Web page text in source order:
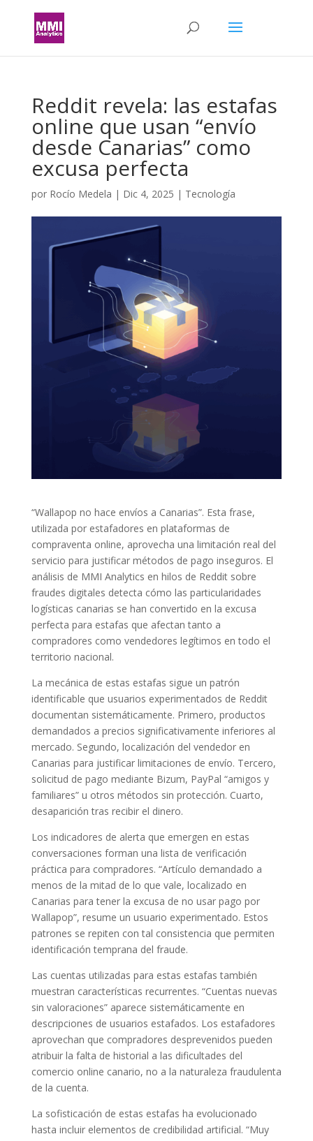
Reddit revela: las estafas
online que usan “envío
desde Canarias” como
excusa perfecta
por Rocío Medela | Dic 4, 2025 | Tecnología
“Wallapop no hace envíos a Canarias”. Esta frase,
utilizada por estafadores en plataformas de
compraventa online, aprovecha una limitación real del
servicio para justificar métodos de pago inseguros. El
análisis de MMI Analytics en hilos de Reddit sobre
fraudes digitales detecta cómo las particularidades
logísticas canarias se han convertido en la excusa
perfecta para estafas que afectan tanto a
compradores como vendedores legítimos en todo el
territorio nacional.
La mecánica de estas estafas sigue un patrón
identificable que usuarios experimentados de Reddit
documentan sistemáticamente. Primero, productos
demandados a precios significativamente inferiores al
mercado. Segundo, localización del vendedor en
Canarias para justificar limitaciones de envío. Tercero,
solicitud de pago mediante Bizum, PayPal “amigos y
familiares” u otros métodos sin protección. Cuarto,
desaparición tras recibir el dinero.
Los indicadores de alerta que emergen en estas
conversaciones forman una lista de verificación
práctica para compradores. “Artículo demandado a
menos de la mitad de lo que vale, localizado en
Canarias para tener la excusa de no usar pago por
Wallapop”, resume un usuario experimentado. Estos
patrones se repiten con tal consistencia que permiten
identificación temprana del fraude.
Las cuentas utilizadas para estas estafas también
muestran características recurrentes. “Cuentas nuevas
sin valoraciones” aparece sistemáticamente en
descripciones de usuarios estafados. Los estafadores
aprovechan que compradores desprevenidos pueden
atribuir la falta de historial a las dificultades del
comercio online canario, no a la naturaleza fraudulenta
de la cuenta.
La sofisticación de estas estafas ha evolucionado
hasta incluir elementos de credibilidad artificial. “Muy